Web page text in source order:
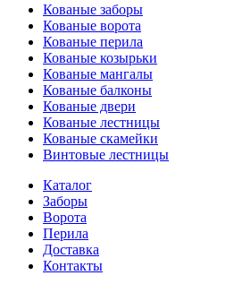
Кованые заборы
Кованые ворота
Кованые перила
Кованые козырьки
Кованые мангалы
Кованые балконы
Кованые двери
Кованые лестницы
Кованые скамейки
Винтовые лестницы
Каталог
Заборы
Ворота
Перила
Доставка
Контакты